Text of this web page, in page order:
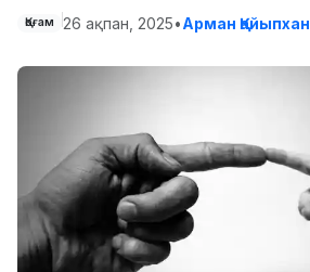
Қоғам 26 ақпан, 2025•Арман Қайыпхан